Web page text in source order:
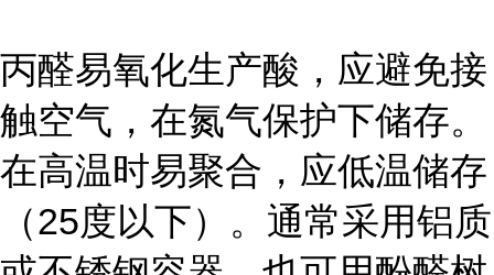
丙醛易氧化生产酸，应避免接
触空气，在氮气保护下储存。
在高温时易聚合，应低温储存
（25度以下）。通常采用铝质